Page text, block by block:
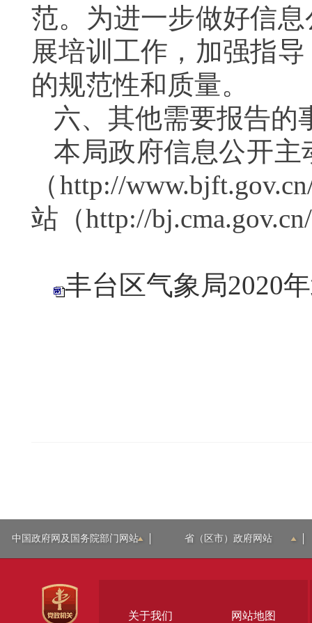
范。为进一步做好信
展培训工作，加强指
的规范性和质量。
六、其他需要报告的
本局政府信息公开
（http://
站（http://
丰台区气象局2020
中国政府网及国务院部门网站 省（区市）政府网站
关于我们 网站地图